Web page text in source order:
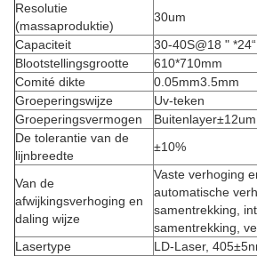
Resolutie
(massaproduktie)
30um
Capaciteit
30-40S@18 " *24“
Blootstellingsgrootte
610*710mm
Comité dikte
0.05mm3.5mm
Groeperingswijze
Uv-teken
Groeperingsvermogen
De tolerantie van de
lijnbreedte
±10%
Van de
afwijkingsverhoging en
daling wijze
Vaste verhoging
automatische
samentrekking,
samentrekking,
Lasertype
LD-Laser,